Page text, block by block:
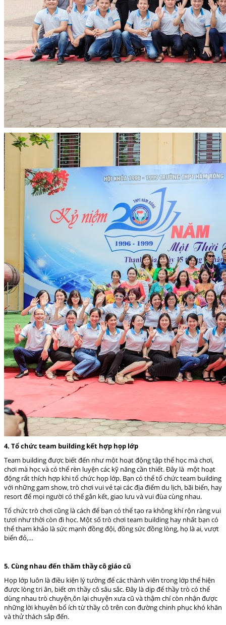
4. Tổ chức team building kết hợp họp lớp
Team building được biết đến như một hoạt động tập thể học mà chơi,
chơi mà học và có thể rèn luyện các kỹ năng cần thiết. Đây là một hoạt
động rất thích hợp khi tổ chức họp lớp. Bạn có thể tổ chức team building
với những gam show, trò chơi vui vẻ tại các địa điểm du lịch, bãi biển, hay
resort để mọi người có thể gắn kết, giao lưu và vui đùa cùng nhau.
Tổ chức trò chơi cũng là cách để bạn có thể tạo ra không khí rộn ràng vui
tươi như thời còn đi học. Một số trò chơi team building hay nhất bạn có
thể tham khảo là sức mạnh đồng đội, đồng sức đồng lòng, họ là ai, vượt
biển đỏ,…
5. Cùng nhau đến thăm thầy cô giáo cũ
Họp lớp luôn là điều kiện lý tưởng để các thành viên trong lớp thể hiện
được lòng tri ân, biết ơn thầy cô sâu sắc. Đây là dịp để thầy trò có thể
dùng nhau trò chuyện,ôn lại chuyện xưa cũ và thậm chí còn nhận được
những lời khuyên bổ ích từ thầy cô trên con đường chinh phục khó khăn
và thử thách sắp đến.